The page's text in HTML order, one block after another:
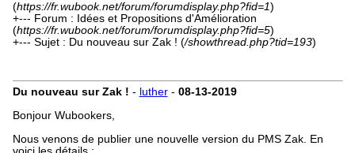
(https://fr.wubook.net/forum/forumdisplay.php?fid=1)
+--- Forum : Idées et Propositions d'Amélioration
(https://fr.wubook.net/forum/forumdisplay.php?fid=5)
+--- Sujet : Du nouveau sur Zak ! (/showthread.php?tid=193)
Du nouveau sur Zak ! - luther- 08-13-2019
Bonjour Wubookers,
Nous venons de publier une nouvelle version du PMS Zak. En